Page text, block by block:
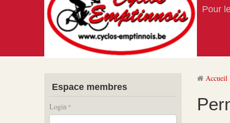
Pour
Espace membres
Login
Accueil